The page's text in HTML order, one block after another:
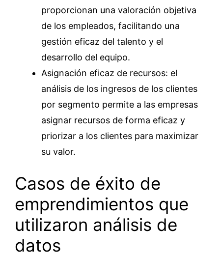
proporcionan una valoración objetiva
de los empleados, facilitando una
gestión eficaz del talento y el
desarrollo del equipo.
Asignación eficaz de recursos: el
análisis de los ingresos de los clientes
por segmento permite a las empresas
asignar recursos de forma eficaz y
priorizar a los clientes para maximizar
su valor.
Casos de éxito de
emprendimientos que
utilizaron análisis de
datos